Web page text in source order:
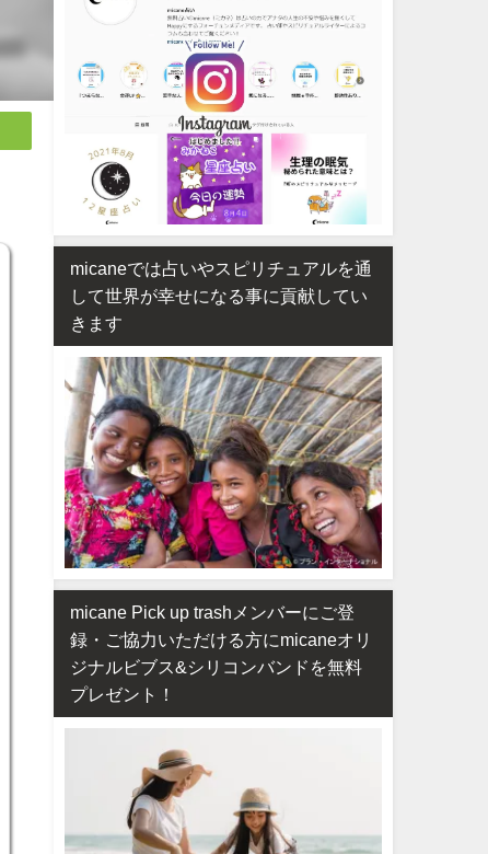
micaneでは占いやスピリチュアルを通
して世界が幸せになる事に貢献してい
きます
micane Pick up trashメンバーにご登
録・ご協力いただける方にmicaneオリ
ジナルビブス&シリコンバンドを無料
プレゼント！